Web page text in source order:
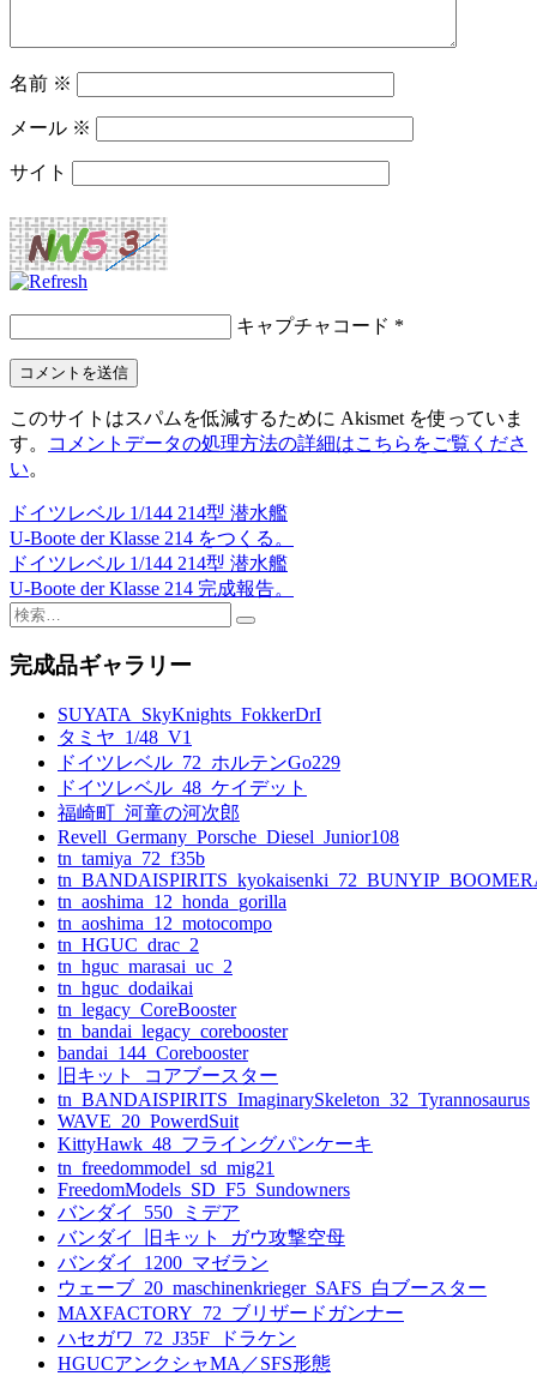
名前 ※
メール ※
サイト
キャプチャコード *
このサイトはスパムを低減するために Akismet を使っていま
す。
コメントデータの処理方法の詳細はこちらをご覧くださ
い。
投
稿
ナ
ビ
ゲ
ドイツレベル 1/144 214型 潜水艦
U-Boote der Klasse 214 をつくる。
ドイツレベル 1/144 214型 潜水艦
U-Boote der Klasse 214 完成報告。
検
完成品ギャラリー
SUYATA_SkyKnights_FokkerDrI
タミヤ_1/48_V1
ドイツレベル_72_ホルテンGo229
ドイツレベル_48_ケイデット
福崎町_河童の河次郎
Revell_Germany_Porsche_Diesel_Junior108
tn_tamiya_72_f35b
tn_aoshima_12_honda_gorilla
tn_aoshima_12_motocompo
tn_HGUC_drac_2
tn_hguc_marasai_uc_2
tn_hguc_dodaikai
tn_legacy_CoreBooster
tn_bandai_legacy_corebooster
bandai_144_Corebooster
旧キット_コアブースター
tn_BANDAISPIRITS_ImaginarySkeleton_32_Tyrannosaurus
WAVE_20_PowerdSuit
KittyHawk_48_フライングパンケーキ
tn_freedommodel_sd_mig21
FreedomModels_SD_F5_Sundowners
バンダイ_550_ミデア
バンダイ_旧キット_ガウ攻撃空母
バンダイ_1200_マゼラン
ウェーブ_20_maschinenkrieger_SAFS_白ブースター
MAXFACTORY_72_ブリザードガンナー
ハセガワ_72_J35F_ドラケン
HGUCアンクシャMA／SFS形態